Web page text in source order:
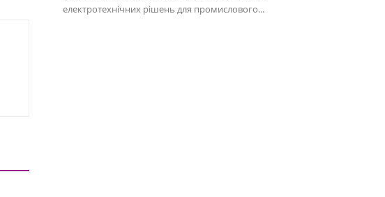
електротехнічних рішень для промислового...